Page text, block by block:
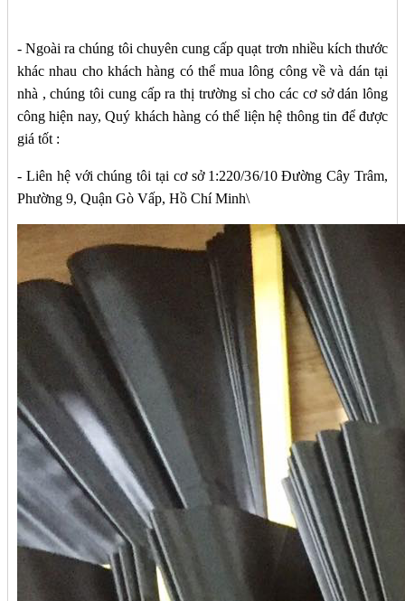
- Ngoài ra chúng tôi chuyên cung cấp quạt trơn nhiều kích thước
khác nhau cho khách hàng có thể mua lông công về và dán tại
nhà , chúng tôi cung cấp ra thị trường sỉ cho các cơ sở dán lông
công hiện nay, Quý khách hàng có thể liện hệ thông tin để được
giá tốt :
- Liên hệ với chúng tôi tại cơ sở 1:220/36/10 Đường Cây Trâm,
Phường 9, Quận Gò Vấp, Hồ Chí Minh\